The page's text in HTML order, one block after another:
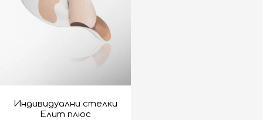
Индивидуални стелки
Елит плюс